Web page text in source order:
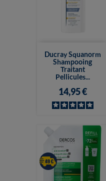
Ducray Squanorm
Shampooing
Traitant
Pellicules...
14,95 €